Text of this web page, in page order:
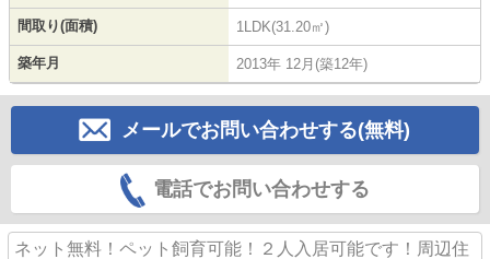
間取り(面積) 1LDK(31.20㎡)
築年月 2013年 12月(築12年)
メールでお問い合わせする(無料)
電話でお問い合わせする
ネット無料！ペット飼育可能！２人入居可能です！周辺住